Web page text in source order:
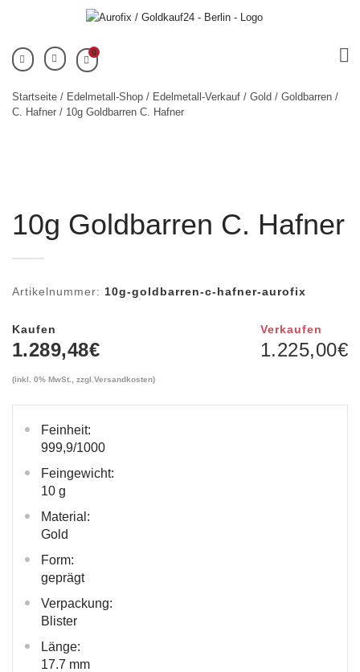
0
Startseite / Edelmetall-Shop / Edelmetall-Verkauf / Gold / Goldbarren /
C. Hafner / 10g Goldbarren C. Hafner
10g Goldbarren C. Hafner
Artikelnummer: 10g-goldbarren-c-hafner-aurofix
Kaufen
1.289,48€
Verkaufen
1.225,00€
(inkl. 0% MwSt., zzgl. Versandkosten)
Feinheit:
999,9/1000
Feingewicht:
10 g
Material:
Gold
Form:
geprägt
Verpackung:
Blister
Länge:
17.7 mm